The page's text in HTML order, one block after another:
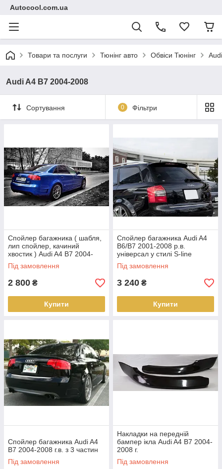
Autocool.com.ua
Товари та послуги Тюнінг авто Обвіси Тюнінг Audi
Audi A4 B7 2004-2008
Сортування 0 Фільтри
Спойлер багажника ( шабля,
лип спойлер, качиний
хвостик ) Audi A4 B7 2004-
2008 р. в.
Під замовлення
2 800 ₴
Купити
Спойлер багажника Audi A4
B6/B7 2001-2008 р.в.
універсал у стилі S-line
Під замовлення
3 240 ₴
Купити
Спойлер багажника Audi A4
B7 2004-2008 г.в. з 3 частин
Під замовлення
Накладки на передній
бампер ікла Audi A4 B7 2004-
2008 г.
Під замовлення